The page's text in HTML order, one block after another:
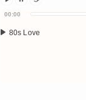
Audio
Player
80s Love
00:00